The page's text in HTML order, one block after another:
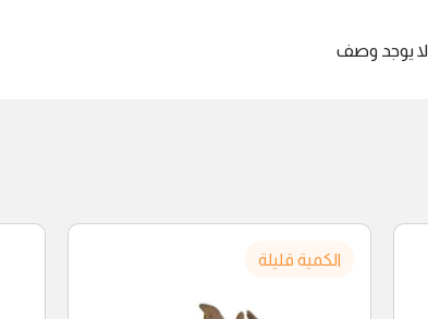
لا يوجد وصف
الكمية قليلة